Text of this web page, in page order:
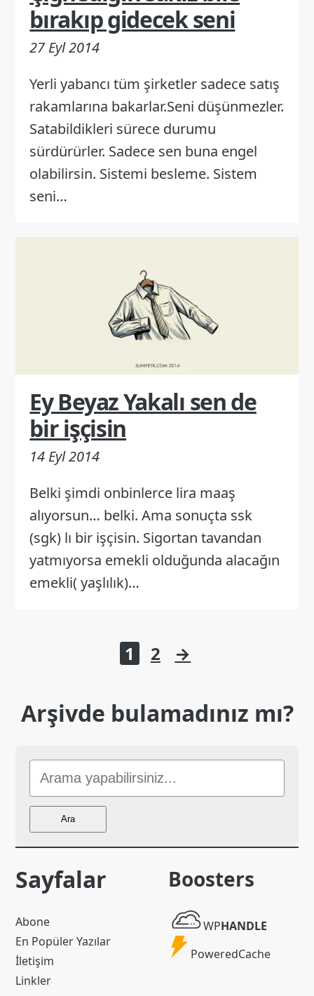
bırakıp gidecek seni
27 Eyl 2014
Yerli yabancı tüm şirketler sadece satış
rakamlarına bakarlar.Seni düşünmezler.
Satabildikleri sürece durumu
sürdürürler. Sadece sen buna engel
olabilirsin. Sistemi besleme. Sistem
seni…
Ey Beyaz Yakalı sen de
bir işçisin
14 Eyl 2014
Belki şimdi onbinlerce lira maaş
alıyorsun… belki. Ama sonuçta ssk
(sgk) lı bir işçisin. Sigortan tavandan
yatmıyorsa emekli olduğunda alacağın
emekli( yaşlılık)…
1 2 →
Arşivde bulamadınız mı?
Sitede
Ara
Ara
Sayfalar
Abone
En Popüler Yazılar
İletişim
Linkler
Boosters
WP
Handle
WPHANDLE
Powered
PoweredCache